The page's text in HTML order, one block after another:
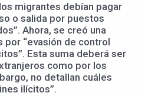
migrantes debían pagar
o salida por puestos
Ahora, se creó una
“evasión de control
Esta suma deberá ser
como por los
no detallan cuáles
ilícitos”.